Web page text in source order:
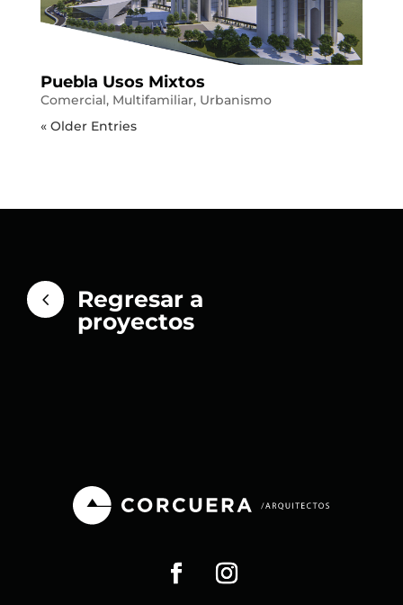
Puebla Usos Mixtos
Comercial, Multifamiliar, Urbanismo
« Older Entries
4
Regresar a
proyectos